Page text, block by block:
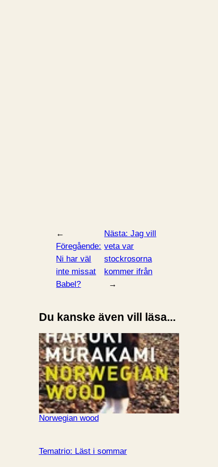
←
Föregående:
Ni har väl
inte missat
Babel?
Nästa:Jag vill
veta var
stockrosorna
kommer ifrån
→
Du kanske även vill läsa...
Norwegian wood
Tematrio: Läst i sommar